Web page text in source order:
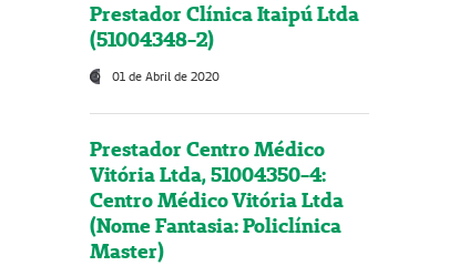
Prestador Clínica Itaipú Ltda
(51004348-2)
01 de Abril de 2020
Prestador Centro Médico
Vitória Ltda, 51004350-4:
Centro Médico Vitória Ltda
(Nome Fantasia: Policlínica
Master)